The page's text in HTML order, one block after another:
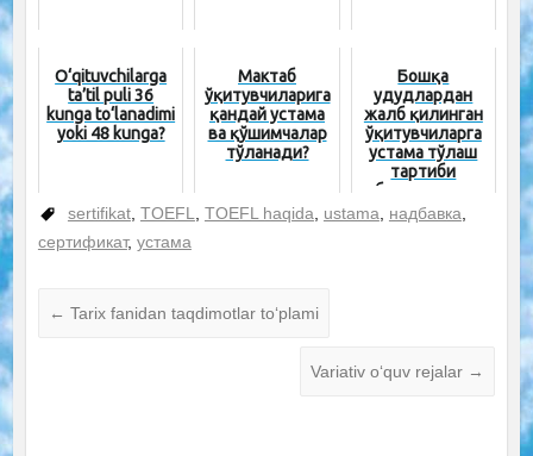
O‘qituvchilarga
ta’til puli 36
kunga to‘lanadimi
yoki 48 kunga?
Мактаб
ўқитувчиларига
қандай устама
ва қўшимчалар
тўланади?
Бошқа
ҳудудлардан
жалб қилинган
ўқитувчиларга
устама тўлаш
тартиби
белгиланди
sertifikat, TOEFL TOEFL haqida ustama надбавка
сертификат, устама
← Tarix fanidan taqdimotlar to‘plami
Variativ o‘quv rejalar →